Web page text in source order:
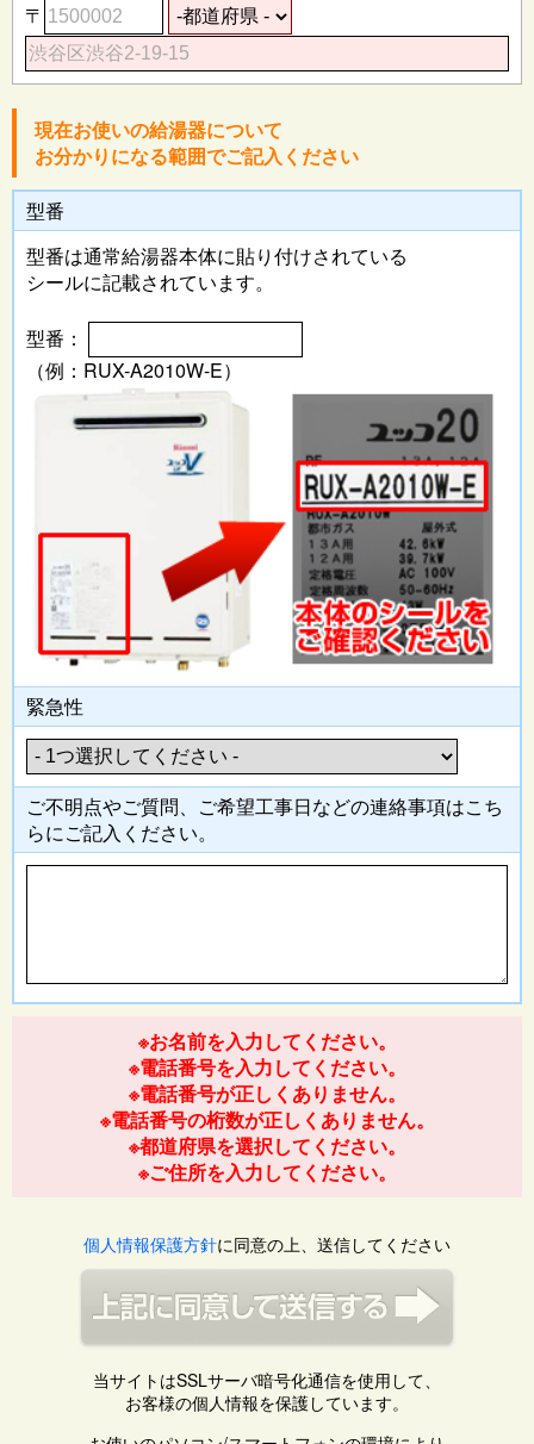
〒
現在お使いの給湯器について
お分かりになる範囲でご記入ください
型番
型番は通常給湯器本体に貼り付けされている
シールに記載されています。
型番：
（例：RUX-A2010W-E）
緊急性
ご不明点やご質問、ご希望工事日などの連絡事項はこち
らにご記入 ください。
※お名前を入力してください。
※電話番号を入力してください。
※電話番号が正しくありません。
※電話番号の桁数が正しくありません。
※都道府県を選択してください。
※ご住所を入力してください。
個人情報保護方針に同意の上、送信してください
当サイトはSSLサーバ暗号化通信を使用して、
お客様の個人情報を保護しています。